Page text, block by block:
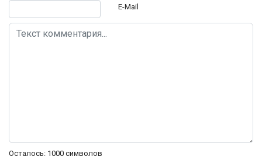
E-Mail
Осталось: 1000 символов